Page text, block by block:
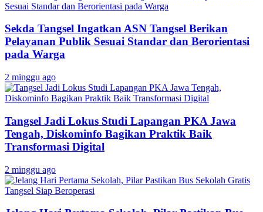
Sekda Tangsel Ingatkan ASN Tangsel Berikan
Pelayanan Publik Sesuai Standar dan Berorientasi
pada Warga
2 minggu ago
Tangsel Jadi Lokus Studi Lapangan PKA Jawa
Tengah, Diskominfo Bagikan Praktik Baik
Transformasi Digital
2 minggu ago